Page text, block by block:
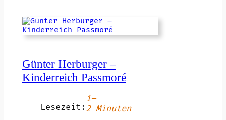
Günter Herburger –
Kinderreich Passmoré
Lesezeit:
1–
2 Minuten